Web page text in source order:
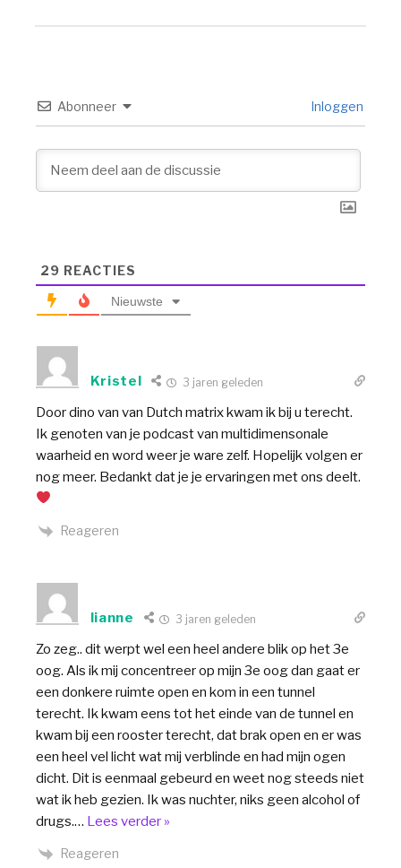
Abonneer Inloggen
29 REACTIES
Nieuwste
Kristel 3 jaren geleden
Door dino van van Dutch matrix kwam ik bij u terecht.
Ik genoten van je podcast van multidimensonale
waarheid en word weer je ware zelf. Hopelijk volgen er
nog meer. Bedankt dat je je ervaringen met ons deelt.
Reageren
Iianne 3 jaren geleden
Zo zeg.. dit werpt wel een heel andere blik op het 3e
oog. Als ik mij concentreer op mijn 3e oog dan gaat er
een donkere ruimte open en kom in een tunnel
terecht. Ik kwam eens tot het einde van de tunnel en
kwam bij een rooster terecht, dat brak open en er was
een heel vel licht wat mij verblinde en had mijn ogen
dicht. Dit is eenmaal gebeurd en weet nog steeds niet
wat ik heb gezien. Ik was nuchter, niks geen alcohol of
drugs.… Lees verder »
Reageren